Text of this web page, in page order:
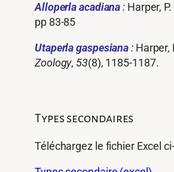
Alloperlaacadiana: Harper,
pp 83-85
Utaperlagaspesiana: Harper,
Zoology, 53(8), 1185-1187.
Types secondaires
Téléchargez le fichier Excel